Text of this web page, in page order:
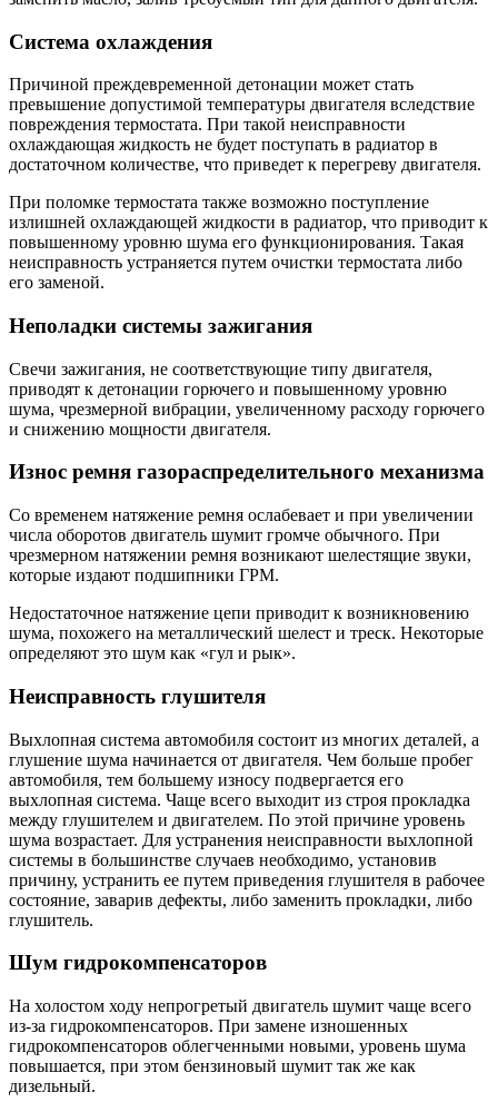
Система охлаждения
Причиной преждевременной детонации может стать
превышение допустимой температуры двигателя вследствие
повреждения термостата. При такой неисправности
охлаждающая жидкость не будет поступать в радиатор в
достаточном количестве, что приведет к перегреву двигателя.
При поломке термостата также возможно поступление
излишней охлаждающей жидкости в радиатор, что приводит к
повышенному уровню шума его функционирования. Такая
неисправность устраняется путем очистки термостата либо
его заменой.
Неполадки системы зажигания
Свечи зажигания, не соответствующие типу двигателя,
приводят к детонации горючего и повышенному уровню
шума, чрезмерной вибрации, увеличенному расходу горючего
и снижению мощности двигателя.
Износ ремня газораспределительного механизма
Со временем натяжение ремня ослабевает и при увеличении
числа оборотов двигатель шумит громче обычного. При
чрезмерном натяжении ремня возникают шелестящие звуки,
которые издают подшипники ГРМ.
Недостаточное натяжение цепи приводит к возникновению
шума, похожего на металлический шелест и треск. Некоторые
определяют это шум как «гул и рык».
Неисправность глушителя
Выхлопная система автомобиля состоит из многих деталей, а
глушение шума начинается от двигателя. Чем больше пробег
автомобиля, тем большему износу подвергается его
выхлопная система. Чаще всего выходит из строя прокладка
между глушителем и двигателем. По этой причине уровень
шума возрастает. Для устранения неисправности выхлопной
системы в большинстве случаев необходимо, установив
причину, устранить ее путем приведения глушителя в рабочее
состояние, заварив дефекты, либо заменить прокладки, либо
глушитель.
Шум гидрокомпенсаторов
На холостом ходу непрогретый двигатель шумит чаще всего
из-за гидрокомпенсаторов. При замене изношенных
гидрокомпенсаторов облегченными новыми, уровень шума
повышается, при этом бензиновый шумит так же как
дизельный.